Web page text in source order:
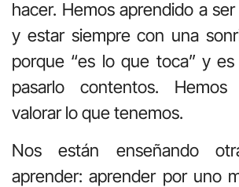
hacer. Hemos aprendido a
y estar siempre con una
porque “es lo que toca” y
pasarlo contentos.
valorar lo que tenemos.
Nos están enseñando
aprender: aprender por uno